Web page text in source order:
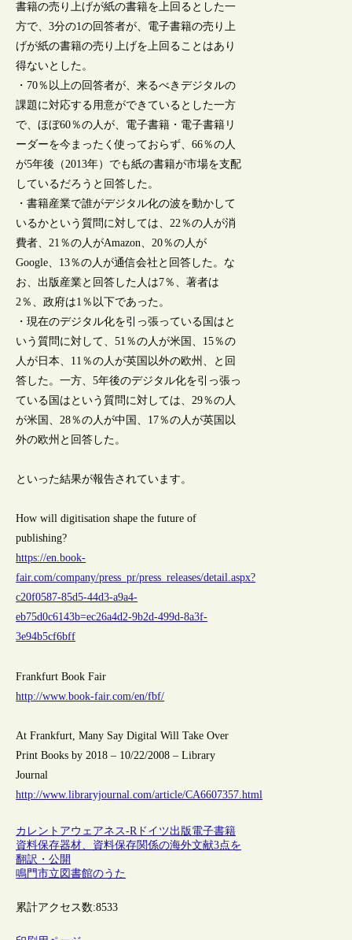
書籍の売り上げが紙の書籍を上回るとした一
方で、3分の1の回答者が、電子書籍の売り上
げが紙の書籍の売り上げを上回ることはあり
得ないとした。
・70％以上の回答者が、来るべきデジタルの
課題に対応する用意ができているとした一方
で、ほぼ60％の人が、電子書籍・電子書籍リ
ーダーを今まったく使っておらず、66％の人
が5年後（2013年）でも紙の書籍が市場を支配
しているだろうと回答した。
・書籍産業で誰がデジタル化の波を動かして
いるかという質問に対しては、22％の人が消
費者、21％の人がAmazon、20％の人が
Google、13％の人が通信会社と回答した。な
お、出版産業と回答した人は7％、著者は
2％、政府は1％以下であった。
・現在のデジタル化を引っ張っている国はと
いう質問に対して、51％の人が米国、15％の
人が日本、11％の人が英国以外の欧州、と回
答した。一方、5年後のデジタル化を引っ張っ
ている国はという質問に対しては、29％の人
が米国、28％の人が中国、17％の人が英国以
外の欧州と回答した。
といった結果が報告されています。
How will digitisation shape the future of
publishing?
https://en.book-
fair.com/company/press_pr/press_releases/detail.aspx?
c20f0587-85d5-44d3-a9a4-
eb75d0c6143b=ec26a4d2-9b2d-499d-8a3f-
3e94b5cf6bff
Frankfurt Book Fair
http://www.book-fair.com/en/fbf/
At Frankfurt, Many Say Digital Will Take Over
Print Books by 2018 – 10/22/2008 – Library
Journal
http://www.libraryjournal.com/article/CA6607357.html
カレントアウェアネス-Rドイツ出版 電子書籍
資料保存器材、資料保存関係の海外文献3点を
翻訳・公開
鳴門市立図書館のうた
累計アクセス数:8533